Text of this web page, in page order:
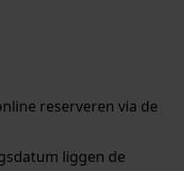
reserveren via de
liggen de